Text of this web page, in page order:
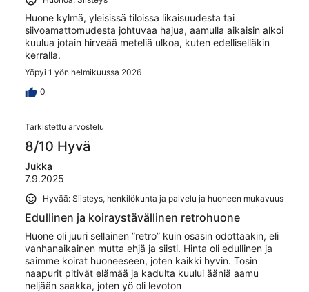
Huone kylmä, yleisissä tiloissa likaisuudesta tai
siivoamattomudesta johtuvaa hajua, aamulla aikaisin alkoi
kuulua jotain hirveää meteliä ulkoa, kuten edelliselläkin
kerralla.
Yöpyi 1 yön helmikuussa 2026
0
Tarkistettu arvostelu
8/10 Hyvä
Jukka
7.9.2025
Hyvää: Siisteys, henkilökunta ja palvelu ja huoneen mukavuus
Edullinen ja koiraystävällinen retrohuone
Huone oli juuri sellainen ”retro” kuin osasin odottaakin, eli
vanhanaikainen mutta ehjä ja siisti. Hinta oli edullinen ja
saimme koirat huoneeseen, joten kaikki hyvin. Tosin
naapurit pitivät elämää ja kadulta kuului ääniä aamu
neljään saakka, joten yö oli levoton